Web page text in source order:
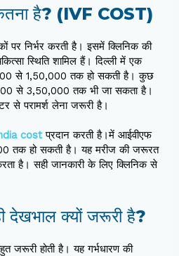
है? (IVF COST)
पर निर्भर करती है। इसमें क्लिनिक की
स्थिति शामिल हैं। दिल्ली में एक
से ₹1,50,000 तक हो सकती है। कुछ
से ₹3,50,000 तक भी जा सकता है।
से परामर्श लेना जरूरी है।
costप्रदान करती है।में आईवीएफ
तक हो सकती है। यह मरीज की जरूरत
है। सही जानकारी के लिए क्लिनिक से
देखभाल क्यों जरूरी है?
जरूरी होती है। यह गर्भधारण की